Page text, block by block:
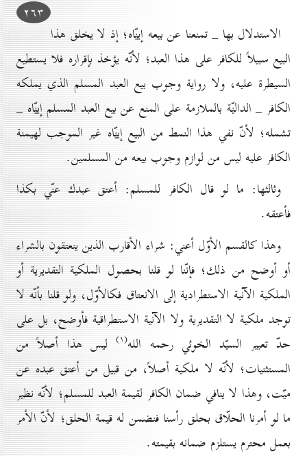
۲٦۳
الاستدلال بها _ تمنعنا عن بيعه إيݧّاه؛ إذ لا يخلق هذا
البيع سبيلاً للكافر على هذا العبد؛ لأنّه يؤخذ بإقراره فلا يستطيع
السيطرة عليه، ولا رواية وجوب بيع العبد المسلم الذي يملكه
الكافر _ الدالݧّة بالملازمة على المنع عن بيع العبد المسلم إيݧّاه _
تشمله؛ لأنّ نفي هذا النمط من البيع إيݧّاه غير الموجب لهيمنة
الكافر عليه ليس من لوازم وجوب بيعه من المسلمين.
وثالثها: ما لو قال الكافر للمسلم: أعتق عبدك عنّي بكذا
فأعتقه.
وهذا كالقسم الأوّل أعني: شراء الأقارب الذين ينعتقون بالشراء
أو أوضح من ذلك؛ فإنّنا لو قلنا بحصول الملكية التقديرية أو
الملكية الآنية الاستطرادية إلى الانعتاق فكالأوّل، ولو قلنا بأنّه لا
توجد ملكية لا التقديرية ولا الآنية الاستطراقية فأوضح، بل على
حدّ تعبير السيّد الخوئي رحمه الله(۱) ليس هذا أصلاً من
المستثنيات؛ لأنّه لا ملكية أصلاً، من قبيل من أعتق عبده عن
ميّت، وهذا لا ينافي ضمان الكافر لقيمة العبد للمسلم؛ لأنّه نظير
ما لو أمرنا الحلّاق بحلق رأسنا فنضمن له قيمة الحلق؛ لأنّ الأمر
بعمل محترم يستلزم ضمانه بقيمته.